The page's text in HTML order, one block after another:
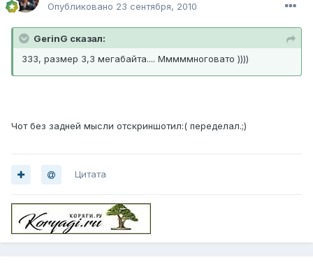
Опубликовано 23 сентября, 2010
GerinG сказал:
333, размер 3,3 мегабайта.... Мммммноговато ))))
Чот без задней мысли отскриншотил:( переделал.;)
Цитата